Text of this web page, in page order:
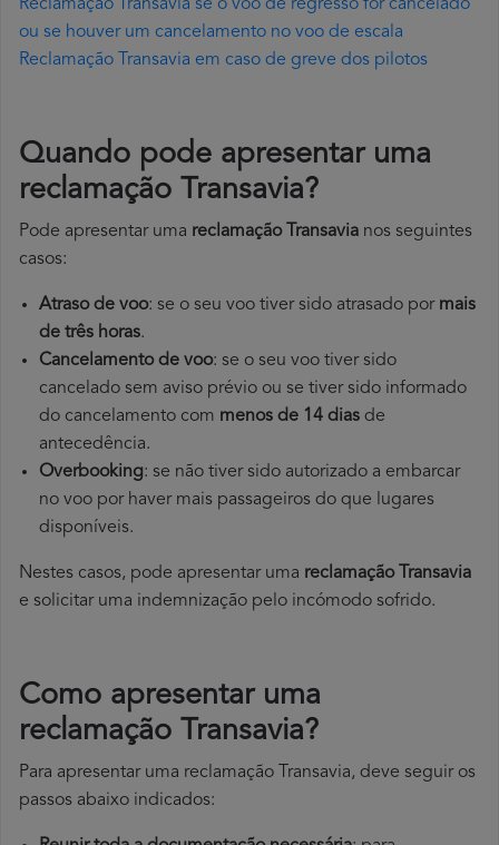
Reclamação Transavia se o voo de regresso for cancelado
ou se houver um cancelamento no voo de escala
Reclamação Transavia em caso de greve dos pilotos
Quando pode apresentar uma
reclamação Transavia?
Pode apresentar uma reclamação Transavia nos seguintes
casos:
Atraso de voo: se o seu voo tiver sido atrasado por mais
de três horas.
Cancelamento de voo: se o seu voo tiver sido
cancelado sem aviso prévio ou se tiver sido informado
do cancelamento com menos de 14 dias de
antecedência.
Overbooking: se não tiver sido autorizado a embarcar
no voo por haver mais passageiros do que lugares
disponíveis.
Nestes casos, pode apresentar uma reclamação Transavia
e solicitar uma indemnização pelo incómodo sofrido.
Como apresentar uma
reclamação Transavia?
Para apresentar uma reclamação Transavia, deve seguir os
passos abaixo indicados: